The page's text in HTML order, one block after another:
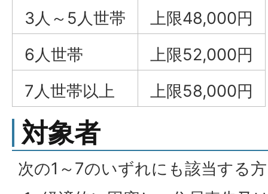
3人～5人世帯
上限48,000円
6人世帯
上限52,000円
7人世帯以上
上限58,000円
対象者
次の1～7のいずれにも該当する